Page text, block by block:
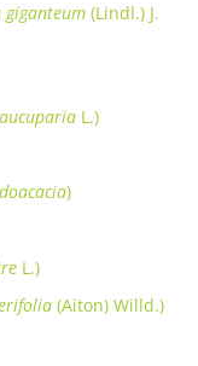
giganteum(Lindl.) J.
L.)
)
L.)
(Aiton) Willd.)